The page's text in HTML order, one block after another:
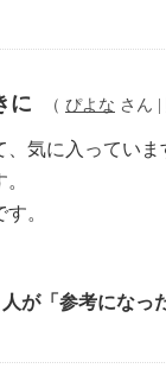
に （ ぴよな さん |
気に入っていま
。
人が「参考になっ